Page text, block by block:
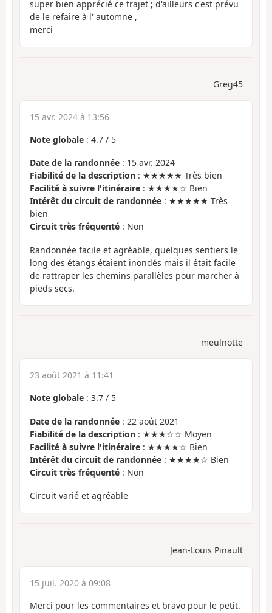
super bien apprécié ce trajet ; d'ailleurs c'est prévu
de le refaire à l' automne ,
merci
Greg45
15 avr. 2024 à 13:56
Note globale : 4.7 / 5
Date de la randonnée : 15 avr. 2024
Fiabilité de la description : ★★★★★ Très bien
Facilité à suivre l'itinéraire : ★★★★☆ Bien
Intérêt du circuit de randonnée : ★★★★★ Très
bien
Circuit très fréquenté : Non
Randonnée facile et agréable, quelques sentiers le
long des étangs étaient inondés mais il était facile
de rattraper les chemins parallèles pour marcher à
pieds secs.
meulnotte
23 août 2021 à 11:41
Note globale : 3.7 / 5
Date de la randonnée : 22 août 2021
Fiabilité de la description : ★★★☆☆ Moyen
Facilité à suivre l'itinéraire : ★★★★☆ Bien
Intérêt du circuit de randonnée : ★★★★☆ Bien
Circuit très fréquenté : Non
Circuit varié et agréable
Jean-Louis Pinault
15 juil. 2020 à 09:08
Merci pour les commentaires et bravo pour le petit.